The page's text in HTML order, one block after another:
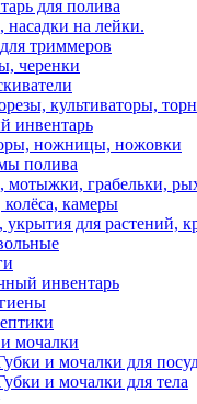
для полива
насадки на лейки.
триммеров
черенки
культиваторы,
инвентарь
ножницы, ножовки
полива
мотыжки, грабельки,
колёса, камеры
укрытия для растений,
инвентарь
мочалки
и мочалки для
и мочалки для тела